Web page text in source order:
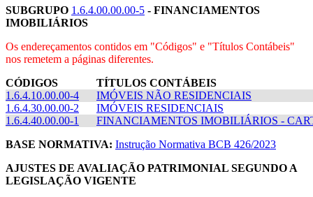
SUBGRUPO 1.6.4.00.00.00-5 - FINANCIAMENTOS
IMOBILIÁRIOS
Os endereçamentos contidos em "Códigos" e "Títulos Contábeis"
nos remetem a páginas diferentes.
CÓDIGOS
TÍTULOS CONTÁBEIS
1.6.4.10.00.00-4
IMÓVEIS NÃO RESIDENCIAIS
1.6.4.30.00.00-2
IMÓVEIS RESIDENCIAIS
1.6.4.40.00.00-1
FINANCIAMENTOS IMOBILIÁRIOS -
BASE NORMATIVA: Instrução Normativa BCB 426/2023
AJUSTES DE AVALIAÇÃO PATRIMONIAL SEGUNDO A
LEGISLAÇÃO VIGENTE